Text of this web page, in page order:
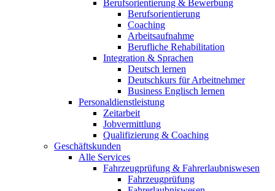
Berufsorientierung & Bewerbung
Berufsorientierung
Coaching
Arbeitsaufnahme
Berufliche Rehabilitation
Integration & Sprachen
Deutsch lernen
Deutschkurs für Arbeitnehmer
Business Englisch lernen
Personaldienstleistung
Zeitarbeit
Jobvermittlung
Qualifizierung & Coaching
Geschäftskunden
Alle Services
Fahrzeugprüfung & Fahrerlaubniswesen
Fahrzeugprüfung